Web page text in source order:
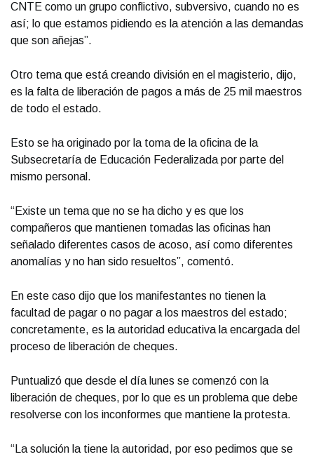
CNTE como un grupo conflictivo, subversivo, cuando no es
así; lo que estamos pidiendo es la atención a las demandas
que son añejas”.
Otro tema que está creando división en el magisterio, dijo,
es la falta de liberación de pagos a más de 25 mil maestros
de todo el estado.
Esto se ha originado por la toma de la oficina de la
Subsecretaría de Educación Federalizada por parte del
mismo personal.
“Existe un tema que no se ha dicho y es que los
compañeros que mantienen tomadas las oficinas han
señalado diferentes casos de acoso, así como diferentes
anomalías y no han sido resueltos”, comentó.
En este caso dijo que los manifestantes no tienen la
facultad de pagar o no pagar a los maestros del estado;
concretamente, es la autoridad educativa la encargada del
proceso de liberación de cheques.
Puntualizó que desde el día lunes se comenzó con la
liberación de cheques, por lo que es un problema que debe
resolverse con los inconformes que mantiene la protesta.
“La solución la tiene la autoridad, por eso pedimos que se